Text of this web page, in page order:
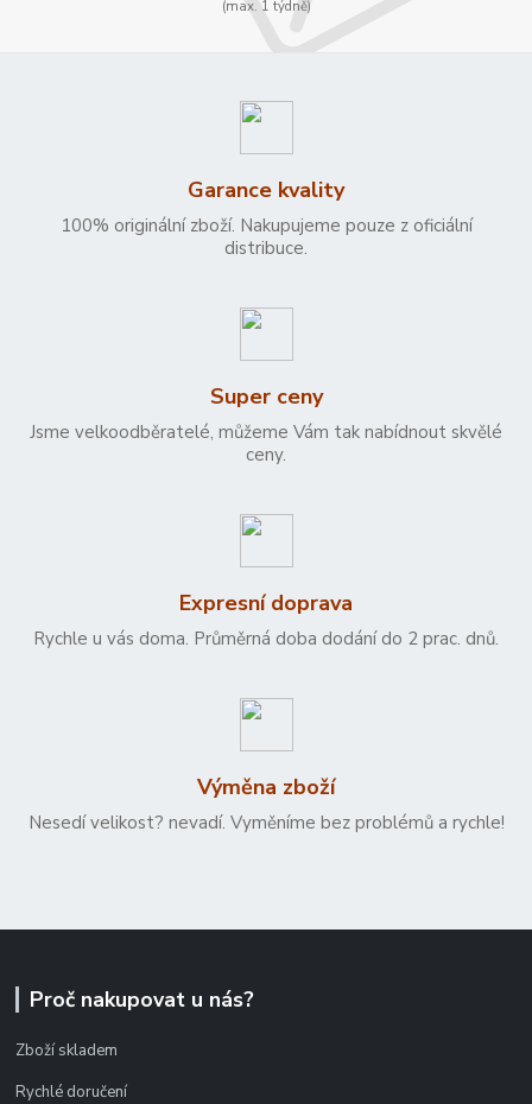
(max. 1 týdně)
Garance kvality
100% originální zboží. Nakupujeme pouze z oficiální
distribuce.
Super ceny
Jsme velkoodběratelé, můžeme Vám tak nabídnout skvělé
ceny.
Expresní doprava
Rychle u vás doma. Průměrná doba dodání do 2 prac. dnů.
Výměna zboží
Nesedí velikost? nevadí. Vyměníme bez problémů a rychle!
Proč nakupovat u nás?
Zboží skladem
Rychlé doručení